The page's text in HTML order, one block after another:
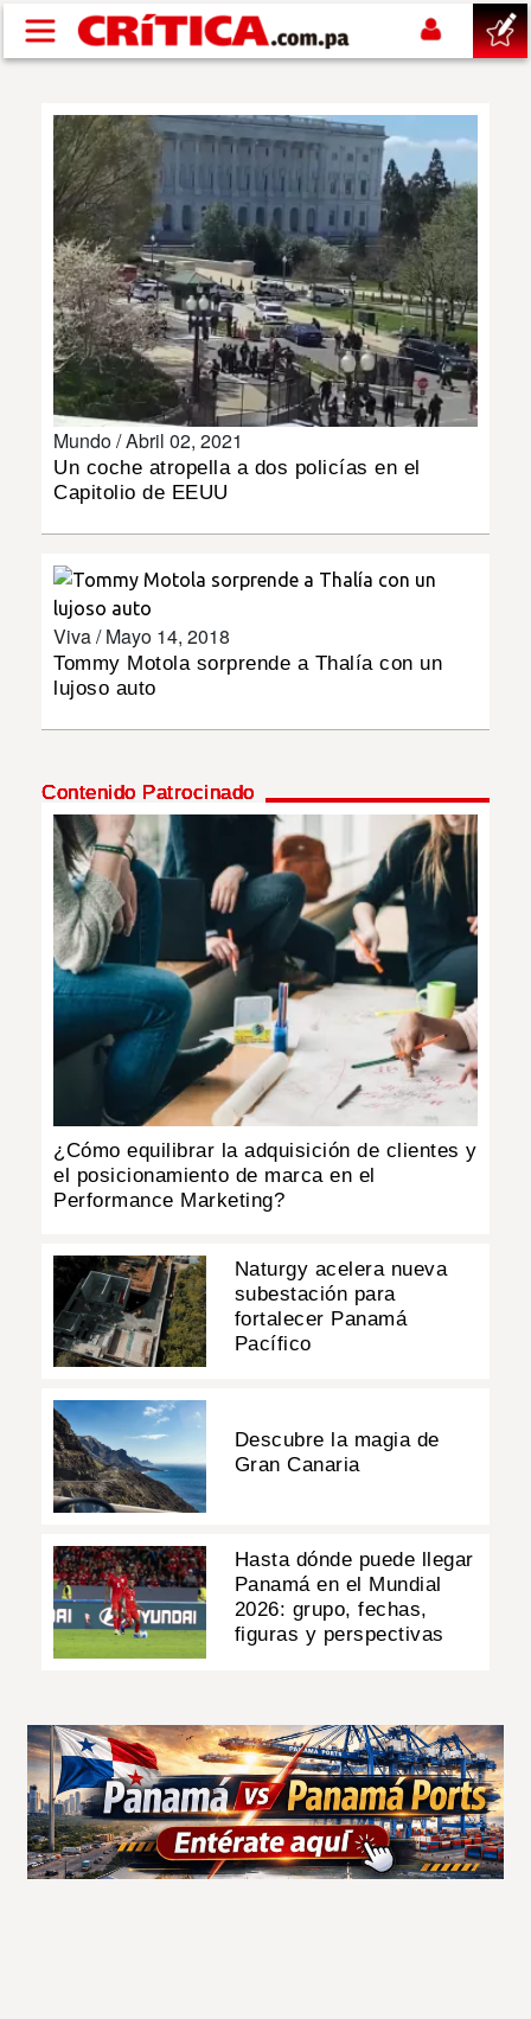
Pasar al contenido principal
SUCESOS
NACIONAL
POLÍTICA
SHOW
DEPORTES
MUNDO
INSÓLITAS
MULTIMEDIA
Mundo /Abril 02, 2021
Un coche atropella a dos policías en el
Capitolio de EEUU
Viva /Mayo 14, 2018
Tommy Motola sorprende a Thalía con un
lujoso auto
Contenido Patrocinado
¿Cómo equilibrar la adquisición de clientes y
el posicionamiento de marca en el
Performance Marketing?
Naturgy acelera nueva
subestación para
fortalecer Panamá
Pacífico
Descubre la magia de
Gran Canaria
Hasta dónde puede llegar
Panamá en el Mundial
2026: grupo, fechas,
figuras y perspectivas